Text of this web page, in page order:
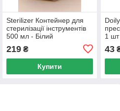
Sterilizer Контейнер для
стерилізації інструментів
500 мл - Білий
219₴
Купити
1 шт
43